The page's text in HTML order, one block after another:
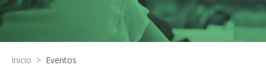
Inicio > Eventos